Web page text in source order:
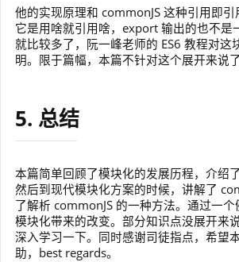
他的实现原理和 commonJS 这种引用即引
它是用啥就引用啥，export 输出的也不是
就比较多了，阮一峰老师的 ES6 教程对这
明。限于篇幅，本篇不针对这个展开来说了
5. 总结
本篇简单回顾了模块化的发展历程，介绍
然后到现代模块化方案的时候，讲解了
了解析 commonJS 的一种方法。通过一
模块化带来的改变。部分知识点没展开来
深入学习一下。同时感谢司徒指点，希望
助，best regards。